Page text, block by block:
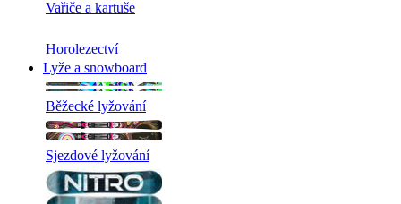
Vařiče a kartuše
Horolezectví
Lyže a snowboard
Běžecké lyžování
Sjezdové lyžování